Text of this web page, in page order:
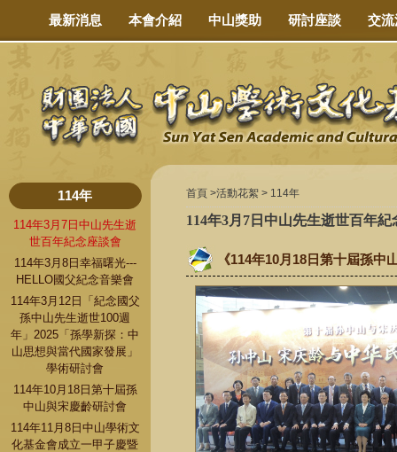
最新消息 本會介紹 中山獎助 研討座談 交流
114年
114年3月7日中山先生逝
世百年紀念座談會
114年3月8日幸福曙光---
HELLO國父紀念音樂會
114年3月12日「紀念國父
孫中山先生逝世100週
年」2025「孫學新探：中
山思想與當代國家發展」
學術研討會
114年10月18日第十屆孫
中山與宋慶齡研討會
114年11月8日中山學術文
化基金會成立一甲子慶暨
首頁 >活動花絮 > 114年
114年3月7日中山先生逝世百年紀
《114年10月18日第十屆孫中